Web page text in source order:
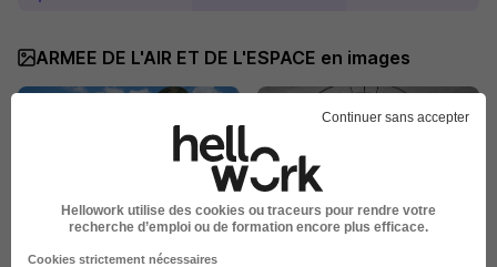
ARMEE DE L'AIR ET DE L'ESPACE en images
Continuer sans accepter
Hellowork utilise des cookies ou traceurs pour rendre votre
recherche d’emploi ou de formation encore plus efficace.
Cookies strictement nécessaires